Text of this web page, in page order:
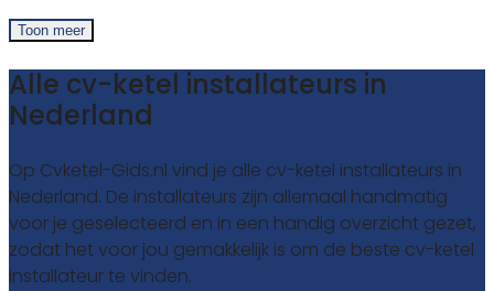
Toon meer
Alle cv-ketel installateurs in
Nederland
Op Cvketel-Gids.nl vind je alle cv-ketel installateurs in
Nederland. De installateurs zijn allemaal handmatig
voor je geselecteerd en in een handig overzicht gezet,
zodat het voor jou gemakkelijk is om de beste cv-ketel
installateur te vinden.